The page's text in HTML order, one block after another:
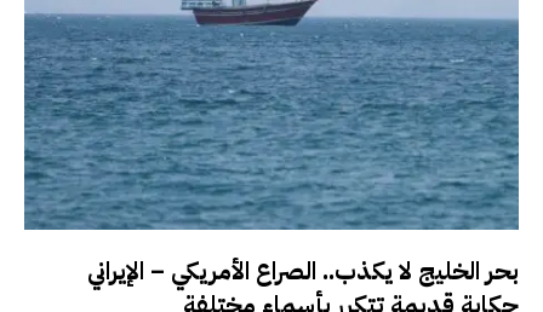
بحر الخليج لا يكذب.. الصراع الأمريكي – الإيراني